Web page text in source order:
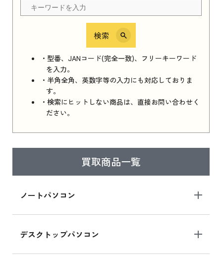
検索
・型番、JANコード(完全一致)、フリーキーワード
を入力。
・半角全角、英数字等の入力にも対応しておりま
す。
・検索にヒットしない商品は、直接お問い合わせく
ださい。
買取商品一覧
ノートパソコン
デスクトップパソコン